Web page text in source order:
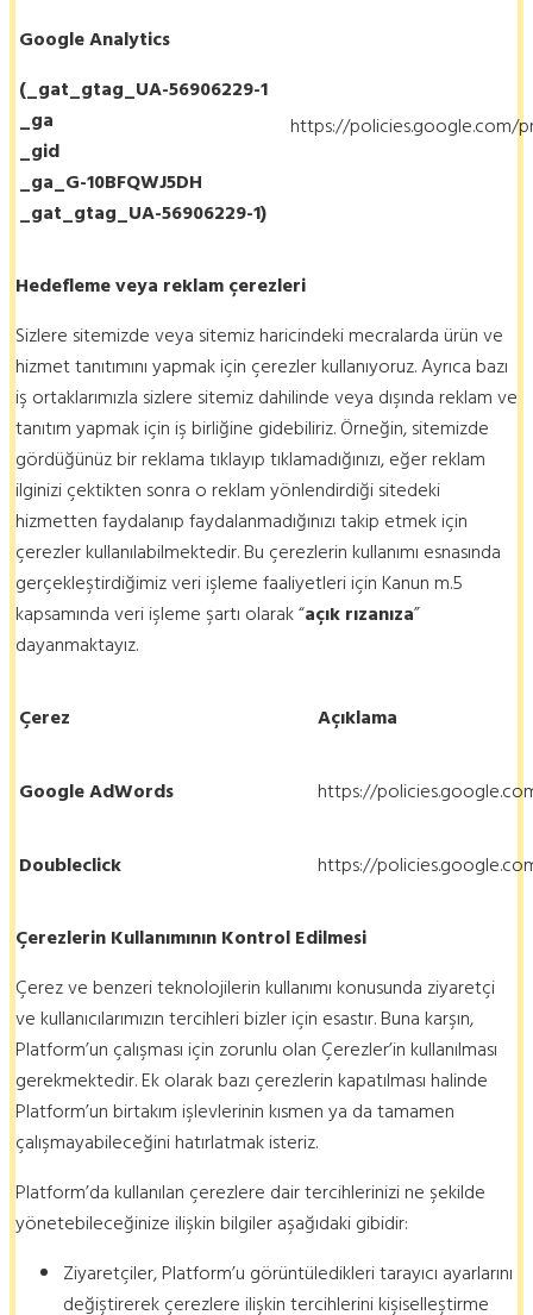
Google Analytics
(_gat_gtag_UA-56906229-1
_ga
_gid
_ga_G-10BFQWJ5DH
_gat_gtag_UA-56906229-1)
https://policies.google.com/
Hedefleme veya reklam çerezleri
Sizlere sitemizde veya sitemiz haricindeki mecralarda ürün ve
hizmet tanıtımını yapmak için çerezler kullanıyoruz. Ayrıca bazı
iş ortaklarımızla sizlere sitemiz dahilinde veya dışında reklam ve
tanıtım yapmak için iş birliğine gidebiliriz. Örneğin, sitemizde
gördüğünüz bir reklama tıklayıp tıklamadığınızı, eğer reklam
ilginizi çektikten sonra o reklam yönlendirdiği sitedeki
hizmetten faydalanıp faydalanmadığınızı takip etmek için
çerezler kullanılabilmektedir. Bu çerezlerin kullanımı esnasında
gerçekleştirdiğimiz veri işleme faaliyetleri için Kanun m.5
kapsamında veri işleme şartı olarak “açık rızanıza”
dayanmaktayız.
Çerez Açıklama
Google AdWords https://
Doubleclick https://
Çerezlerin Kullanımının Kontrol Edilmesi
Çerez ve benzeri teknolojilerin kullanımı konusunda ziyaretçi
ve kullanıcılarımızın tercihleri bizler için esastır. Buna karşın,
Platform’un çalışması için zorunlu olan Çerezler’in kullanılması
gerekmektedir. Ek olarak bazı çerezlerin kapatılması halinde
Platform’un birtakım işlevlerinin kısmen ya da tamamen
çalışmayabileceğini hatırlatmak isteriz.
Platform’da kullanılan çerezlere dair tercihlerinizi ne şekilde
yönetebileceğinize ilişkin bilgiler aşağıdaki gibidir:
Ziyaretçiler, Platform’u görüntüledikleri tarayıcı ayarlarını
değiştirerek çerezlere ilişkin tercihlerini kişiselleştirme